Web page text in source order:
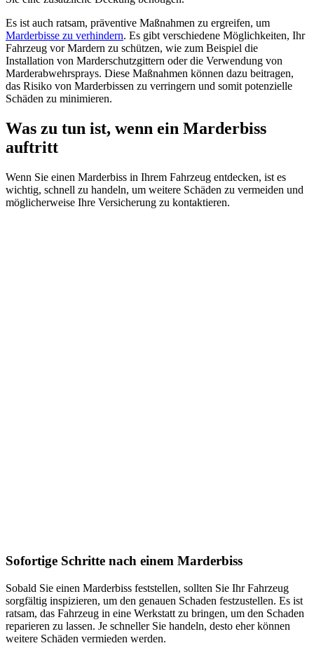
Es ist auch ratsam, präventive Maßnahmen zu ergreifen, um
Marderbisse zu verhindern. Es gibt verschiedene Möglichkeiten, Ihr
Fahrzeug vor Mardern zu schützen, wie zum Beispiel die
Installation von Marderschutzgittern oder die Verwendung von
Marderabwehrsprays. Diese Maßnahmen können dazu beitragen,
das Risiko von Marderbissen zu verringern und somit potenzielle
Schäden zu minimieren.
Was zu tun ist, wenn ein Marderbiss
auftritt
Wenn Sie einen Marderbiss in Ihrem Fahrzeug entdecken, ist es
wichtig, schnell zu handeln, um weitere Schäden zu vermeiden und
möglicherweise Ihre Versicherung zu kontaktieren.
Sofortige Schritte nach einem Marderbiss
Sobald Sie einen Marderbiss feststellen, sollten Sie Ihr Fahrzeug
sorgfältig inspizieren, um den genauen Schaden festzustellen. Es ist
ratsam, das Fahrzeug in eine Werkstatt zu bringen, um den Schaden
reparieren zu lassen. Je schneller Sie handeln, desto eher können
weitere Schäden vermieden werden.